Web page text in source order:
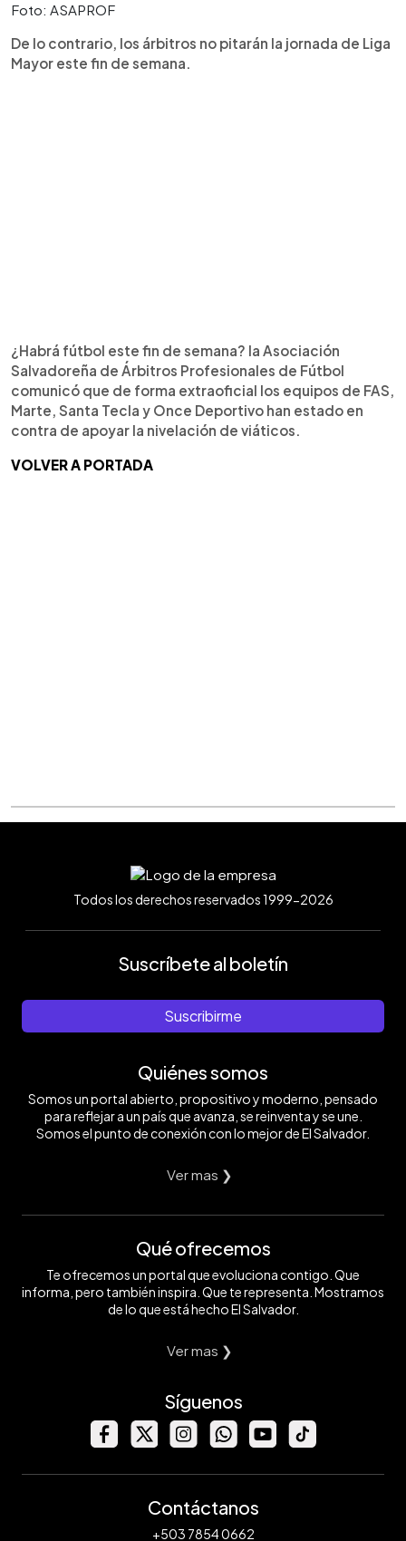
Foto: ASAPROF
De lo contrario, los árbitros no pitarán la jornada de Liga
Mayor este fin de semana.
¿Habrá fútbol este fin de semana? la Asociación
Salvadoreña de Árbitros Profesionales de Fútbol
comunicó que de forma extraoficial los equipos de FAS,
Marte, Santa Tecla y Once Deportivo han estado en
contra de apoyar la nivelación de viáticos.
VOLVER A PORTADA
Todos los derechos reservados 1999-2026
Suscríbete al boletín
Suscribirme
Quiénes somos
Somos un portal abierto, propositivo y moderno, pensado
para reflejar a un país que avanza, se reinventa y se une.
Somos el punto de conexión con lo mejor de El Salvador.
Ver mas ❯
Qué ofrecemos
Te ofrecemos un portal que evoluciona contigo. Que
informa, pero también inspira. Que te representa. Mostramos
de lo que está hecho El Salvador.
Ver mas ❯
Síguenos
Contáctanos
+503 7854 0662